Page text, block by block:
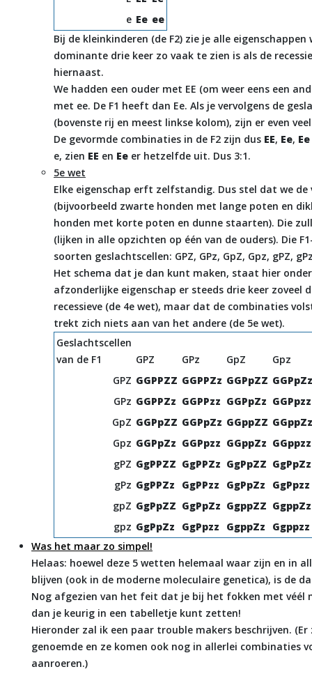
e Ee ee
Bij de kleinkinderen (de F2) zie je alle
dominante drie keer zo vaak te zien is als de
hiernaast.
We hadden een ouder met EE (om weer eens een
met ee. De F1 heeft dan Ee. Als je vervolgens de
(bovenste rij en meest linkse kolom), zijn er even
De gevormde combinaties in de F2 zijn dus EE, Ee, Ee
e, zien EE en Ee er hetzelfde uit. Dus 3:1.
5e wet
Elke eigenschap erft zelfstandig. Dus stel dat we
(bijvoorbeeld zwarte honden met lange poten en
honden met korte poten en dunne staarten). Die
(lijken in alle opzichten op één van de ouders). Die
soorten geslachtscellen: GPZ, GPz, GpZ, Gpz, gPZ,
Het schema dat je dan kunt maken, staat hier
afzonderlijke eigenschap er steeds drie keer zoveel
recessieve (de 4e wet), maar dat de combinaties
trekt zich niets aan van het andere (de 5e wet).
Geslachtscellen
van de F1
GPZ GPz GpZ
Gpz
GPZ GGPPZZ GGPPZz GGPpZZ GGPpZz
GPz GGPPZz GGPPzz GGPpZz GGPpzz
GpZ GGPpZZ GGPpZz GGppZZ GGppZz
Gpz GGPpZz GGPpzz GGppZz GGppzz
gPZ GgPPZZ GgPPZz GgPpZZ GgPpZz
gPz GgPPZz GgPPzz GgPpZz
GgPpzz
gpZ GgPpZZ GgPpZz GgppZZ GgppZz
gpz GgPpZz GgPpzz GgppZz
Ggppzz
Was het maar zo simpel!
Helaas: hoewel deze 5 wetten helemaal waar zijn en in
blijven (ook in de moderne moleculaire genetica), is de
Nog afgezien van het feit dat je bij het fokken met véél
dan je keurig in een tabelletje kunt zetten!
Hieronder zal ik een paar trouble makers beschrijven.
genoemde en ze komen ook nog in allerlei combinaties
aanroeren.)